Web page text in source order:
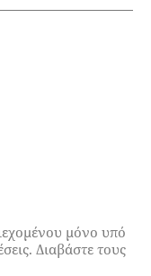
μόνο υπό
Διαβάστε τους